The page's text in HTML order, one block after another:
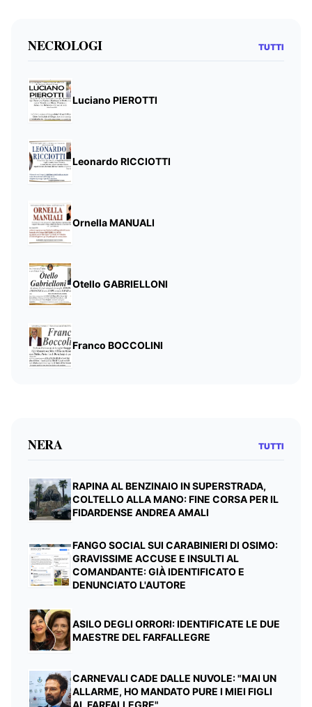
NECROLOGI TUTTI
Luciano PIEROTTI
Leonardo RICCIOTTI
Ornella MANUALI
Otello GABRIELLONI
Franco BOCCOLINI
NERA TUTTI
RAPINA AL BENZINAIO IN SUPERSTRADA,
COLTELLO ALLA MANO: FINE CORSA PER IL
FIDARDENSE ANDREA AMALI
FANGO SOCIAL SUI CARABINIERI DI OSIMO:
GRAVISSIME ACCUSE E INSULTI AL
COMANDANTE: GIÀ IDENTIFICATO E
DENUNCIATO L'AUTORE
ASILO DEGLI ORRORI: IDENTIFICATE LE DUE
MAESTRE DEL FARFALLEGRE
CARNEVALI CADE DALLE NUVOLE: "MAI UN
ALLARME, HO MANDATO PURE I MIEI FIGLI
AL FARFALLEGRE"